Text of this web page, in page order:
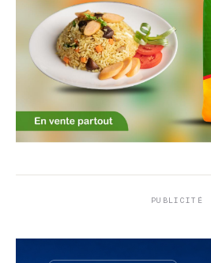
PUBLICITÉ